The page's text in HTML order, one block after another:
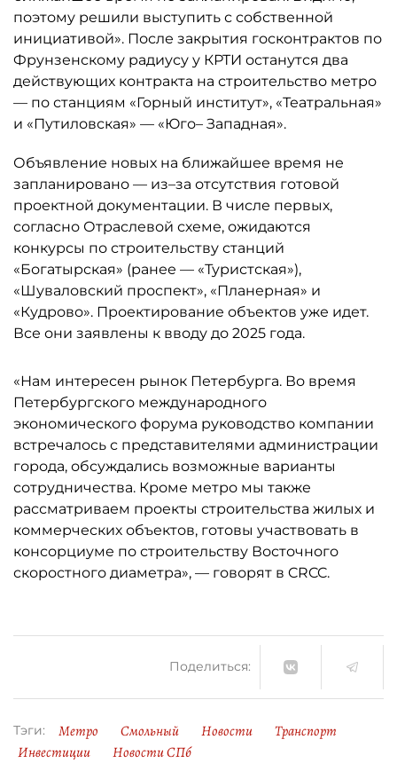
поэтому решили выступить с собственной
инициативой». После закрытия госконтрактов по
Фрунзенскому радиусу у КРТИ останутся два
действующих контракта на строительство метро
— по станциям «Горный институт», «Театральная»
и «Путиловская» — «Юго– Западная».
Объявление новых на ближайшее время не
запланировано — из–за отсутствия готовой
проектной документации. В числе первых,
согласно Отраслевой схеме, ожидаются
конкурсы по строительству станций
«Богатырская» (ранее — «Туристская»),
«Шуваловский проспект», «Планерная» и
«Кудрово». Проектирование объектов уже идет.
Все они заявлены к вводу до 2025 года.
«Нам интересен рынок Петербурга. Во время
Петербургского международного
экономического форума руководство компании
встречалось с представителями администрации
города, обсуждались возможные варианты
сотрудничества. Кроме метро мы также
рассматриваем проекты строительства жилых и
коммерческих объектов, готовы участвовать в
консорциуме по строительству Восточного
скоростного диаметра», — говорят в CRCC.
Поделиться:
Тэги: Метро Смольный Новости
Транспорт
Инвестиции
Новости СПб